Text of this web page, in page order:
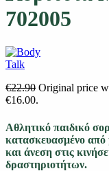
702005
€22.90 Original price
€16.00.
Αθλητικό παιδικό
κατασκευασμένο από
και άνεση στις
δραστηριοτήτων.